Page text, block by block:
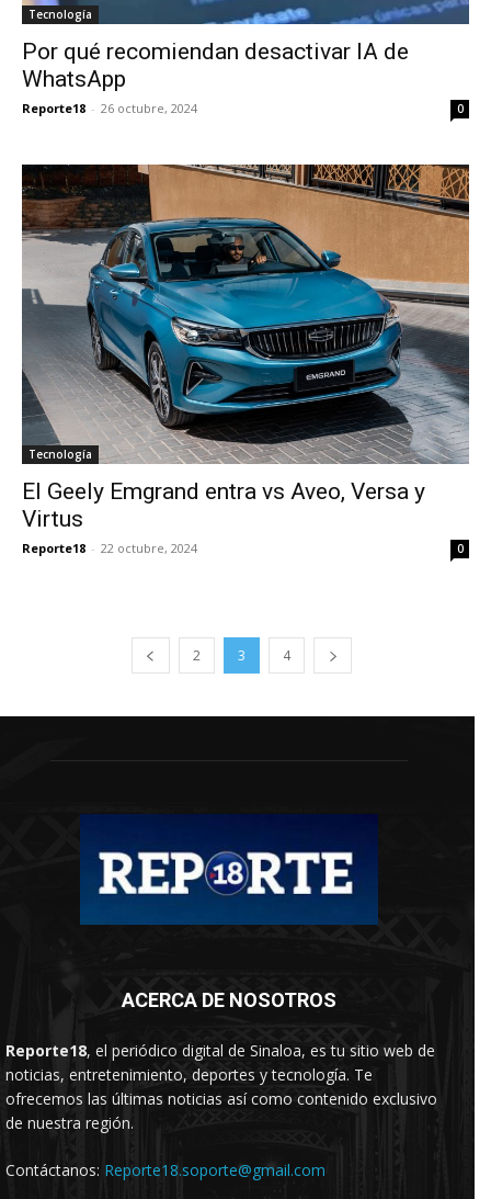
Tecnología
Por qué recomiendan desactivar IA de
WhatsApp
Reporte18 - 26 octubre, 2024 0
Tecnología
El Geely Emgrand entra vs Aveo, Versa y
Virtus
Reporte18 - 22 octubre, 2024 0
2 3 4
ACERCA DE NOSOTROS
Reporte18, el periódico digital de Sinaloa, es tu sitio web de
noticias, entretenimiento, deportes y tecnología. Te
ofrecemos las últimas noticias así como contenido exclusivo
de nuestra región.
Contáctanos: Reporte18.soporte@gmail.com